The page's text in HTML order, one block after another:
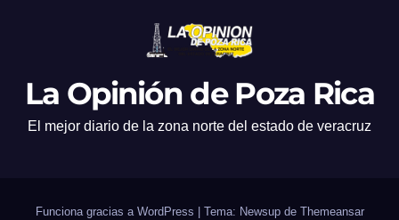
La Opinión de Poza Rica
El mejor diario de la zona norte del estado de veracruz
Funciona gracias a WordPress Tema: Newsup de Themeansar